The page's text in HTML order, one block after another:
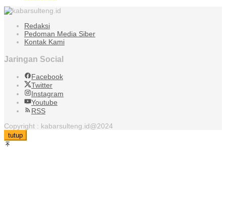
Redaksi
Pedoman Media Siber
Kontak Kami
Jaringan Social
Facebook
Twitter
Instagram
Youtube
RSS
Copyright : kabarsulteng.id@2024
tutup